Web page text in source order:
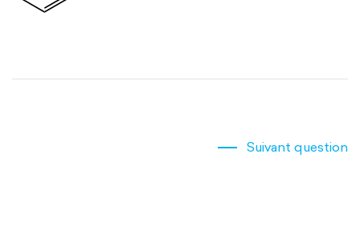
Suivant question